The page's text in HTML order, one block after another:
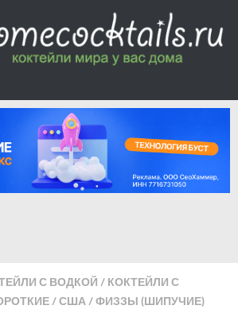
С ВОДКОЙ / КОКТЕЙЛИ С
/США/ФИЗЗЫ (ШИПУЧИЕ)